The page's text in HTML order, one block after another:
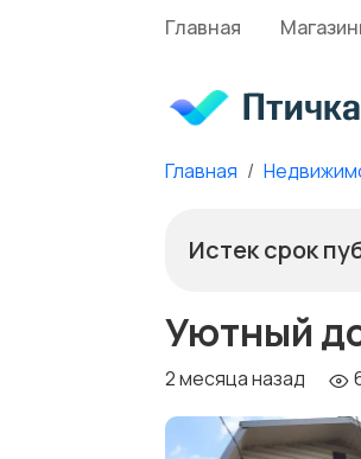
Главная
Главная
Истек срок
Уютный
2 месяца назад